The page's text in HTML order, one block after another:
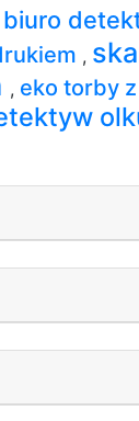
biuro
,
, eko torby